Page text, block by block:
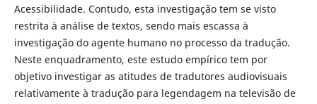
Acessibilidade. Contudo, esta investigação tem se visto
restrita à análise de textos, sendo mais escassa à
investigação do agente humano no processo da tradução.
Neste enquadramento, este estudo empírico tem por
objetivo investigar as atitudes de tradutores audiovisuais
relativamente à tradução para legendagem na televisão de